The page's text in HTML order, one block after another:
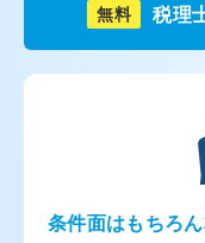
無料 税理
条件面はもちろ